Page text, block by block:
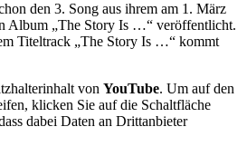
den 3. Song aus ihrem am 1. März
Album „The Story Is …“ veröffentlicht.
Titeltrack „The Story Is …“ kommt
von YouTube. Um auf den
klicken Sie auf die Schaltfläche
dabei Daten an Drittanbieter